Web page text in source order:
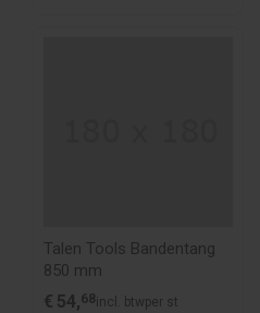
Talen Tools Bandentang
850 mm
€ 54,68 incl. btwper st